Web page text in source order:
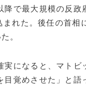
で最大規模の反政
れた。後任の首相
。
になると、マトビ
目覚めさせた」と